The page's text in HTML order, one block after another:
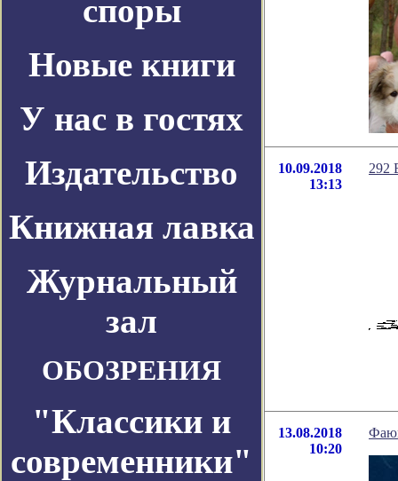
споры
Новые книги
У нас в гостях
Издательство
Книжная лавка
Журнальный
зал
ОБОЗРЕНИЯ
"Классики и
современники"
10.09.2018
13:13
292
13.08.2018
10:20